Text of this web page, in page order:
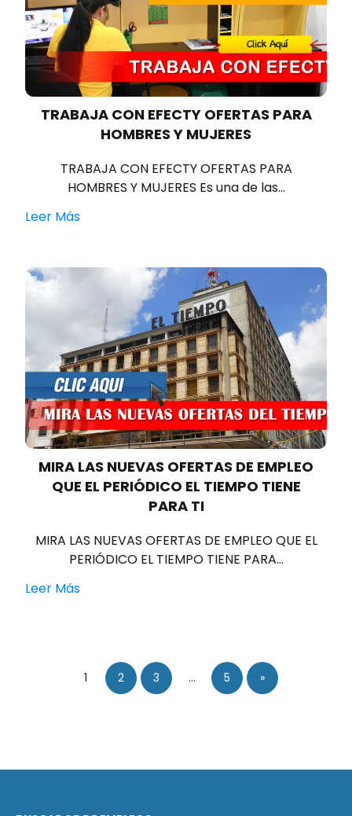
TRABAJA CON EFECTY OFERTAS PARA
HOMBRES Y MUJERES
TRABAJA CON EFECTY OFERTAS PARA
HOMBRES Y MUJERES Es una de las…
Leer Más
MIRA LAS NUEVAS OFERTAS DE EMPLEO
QUE EL PERIÓDICO EL TIEMPO TIENE
PARA TI
MIRA LAS NUEVAS OFERTAS DE EMPLEO QUE EL
PERIÓDICO EL TIEMPO TIENE PARA…
Leer Más
1 2 3 … 5 »